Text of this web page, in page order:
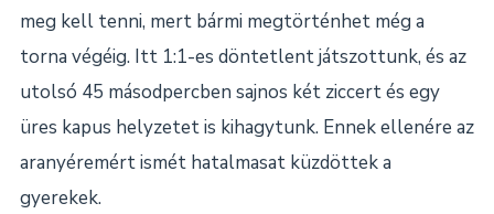
meg kell tenni, mert bármi megtörténhet még a
torna végéig. Itt 1:1-es döntetlent játszottunk, és az
utolsó 45 másodpercben sajnos két ziccert és egy
üres kapus helyzetet is kihagytunk. Ennek ellenére az
aranyéremért ismét hatalmasat küzdöttek a
gyerekek.